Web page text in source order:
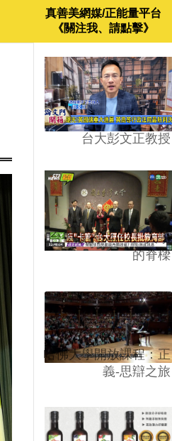
真善美網媒/正能量平台
《關注我、請點擊》
台大彭文正教授
台學版的54/64》大學
的脊樑
哈佛大學開放課程：正
義-思辯之旅